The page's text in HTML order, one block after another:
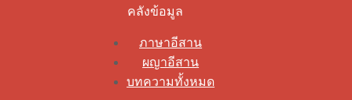
คลังข้อมูล
ภาษาอีสาน
ผญาอีสาน
บทความทั้งหมด